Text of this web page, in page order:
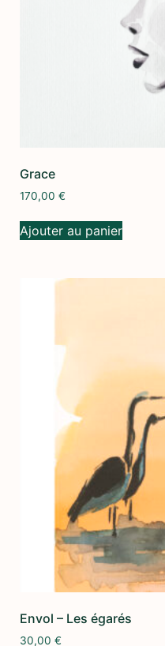
Grace
170,00 €
Ajouter au panier
Envol – Les égarés
30,00 €